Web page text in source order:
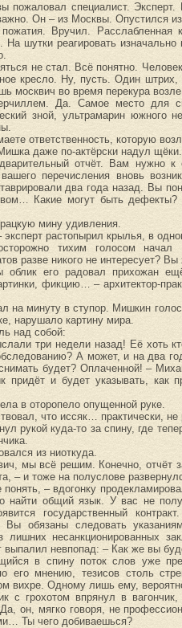
пожаловал специалист. Эксперт.
Он – из Москвы. Опустился
Вручил. Расслабленная
На шутки реагировать
не стал. Всё понятно.
кресло. Ну, пусть. Один
москвич во время перекура
Да. Самое место для
зной, ультрамарин южного
ответственность, которую
даже по-актёрски надул щёки.
отчёт. Вам нужно к
перечисления вновь
два года назад. Вы
Какие могут быть
мину удивления.
растопырил крылья, в
тихим голосом
разве никого не интересует?
облик его радовал прихожан
фикцию… – архитектор-
на минуту в ступор. Мишкин
нарушало картину мира.
над собой:
три недели назад! Её хоть
А может, и на два
будет? Оплаченной! –
придёт и будет указывать, как
в оторопело опущенной руке.
что иссяк… практически,
рукой куда-то за спину, где
из ниоткуда.
мы всё решим. Конечно, отчёт
– и тоже на полуслове
понять, – вдогонку
общий язык. У вас не
государственный
обязаны следовать
несанкционированных
выпалил невпопад: – Как же вы
в спину поток слов уже
его мнению, тезисов столь
вихре. Одному лишь ему,
с грохотом впрянул в
он, мягко говоря, не
Ты чего добиваешься?